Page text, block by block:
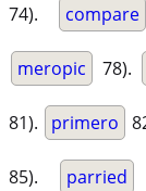
74). compare
meropic 78).
81). primero
85). parried